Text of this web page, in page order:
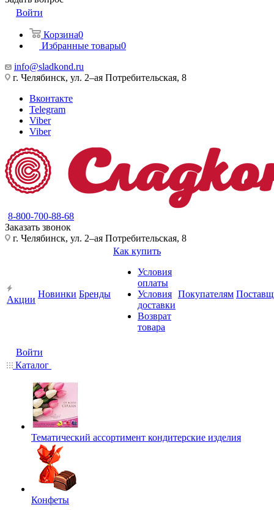
Войти
Корзина0
Избранные товары0
info@sladkond.ru
г. Челябинск, ул. 2–ая Потребительская, 8
Вконтакте
Telegram
Viber
Viber
8-800-700-88-68
Заказать звонок
г. Челябинск, ул. 2–ая Потребительская, 8
Акции
Новинки Бренды
Как купить
Условия
оплаты
Условия
доставки
Возврат
товара
Покупателям
Войти
Каталог
Тематический ассортимент кондитерские изделия
Конфеты